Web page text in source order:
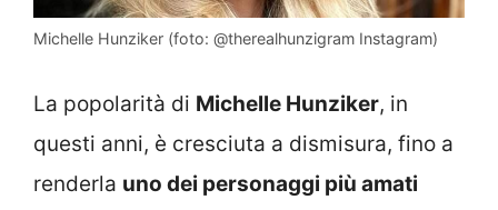
Michelle Hunziker (foto: @therealhunzigram Instagram)
La popolarità di Michelle Hunziker, in
questi anni, è cresciuta a dismisura, fino a
renderla uno dei personaggi più amati